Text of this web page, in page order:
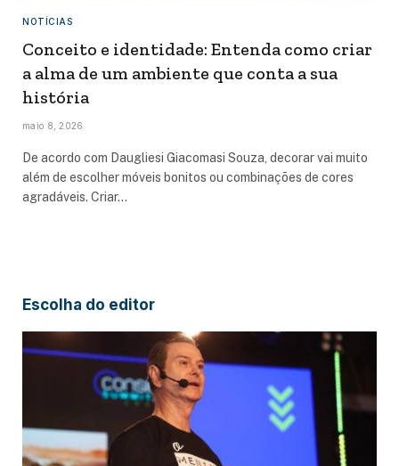
NOTÍCIAS
Conceito e identidade: Entenda como criar
a alma de um ambiente que conta a sua
história
maio 8, 2026
De acordo com Daugliesi Giacomasi Souza, decorar vai muito
além de escolher móveis bonitos ou combinações de cores
agradáveis. Criar…
Escolha do editor